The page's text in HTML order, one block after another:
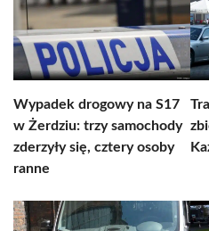
Wypadek drogowy na S17
w Żerdziu: trzy samochody
zderzyły się, cztery osoby
ranne